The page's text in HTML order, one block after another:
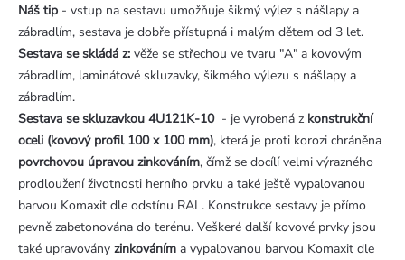
Náš tip - vstup na sestavu umožňuje šikmý výlez s nášlapy a
zábradlím, sestava je dobře přístupná i malým dětem od 3 let.
Sestava se skládá z: věže se střechou ve tvaru "A" a kovovým
zábradlím, laminátové skluzavky, šikmého výlezu s nášlapy a
zábradlím.
Sestava se skluzavkou 4U121K-10- je vyrobená z konstrukční
oceli (kovový profil 100 x 100 mm), která je proti korozi chráněna
povrchovou úpravou zinkováním, čímž se docílí velmi výrazného
prodloužení životnosti herního prvku a také ještě vypalovanou
barvou Komaxit dle odstínu RAL. Konstrukce sestavy je přímo
pevně zabetonována do terénu. Veškeré další kovové prvky jsou
také upravovány zinkováním a vypalovanou barvou Komaxit dle